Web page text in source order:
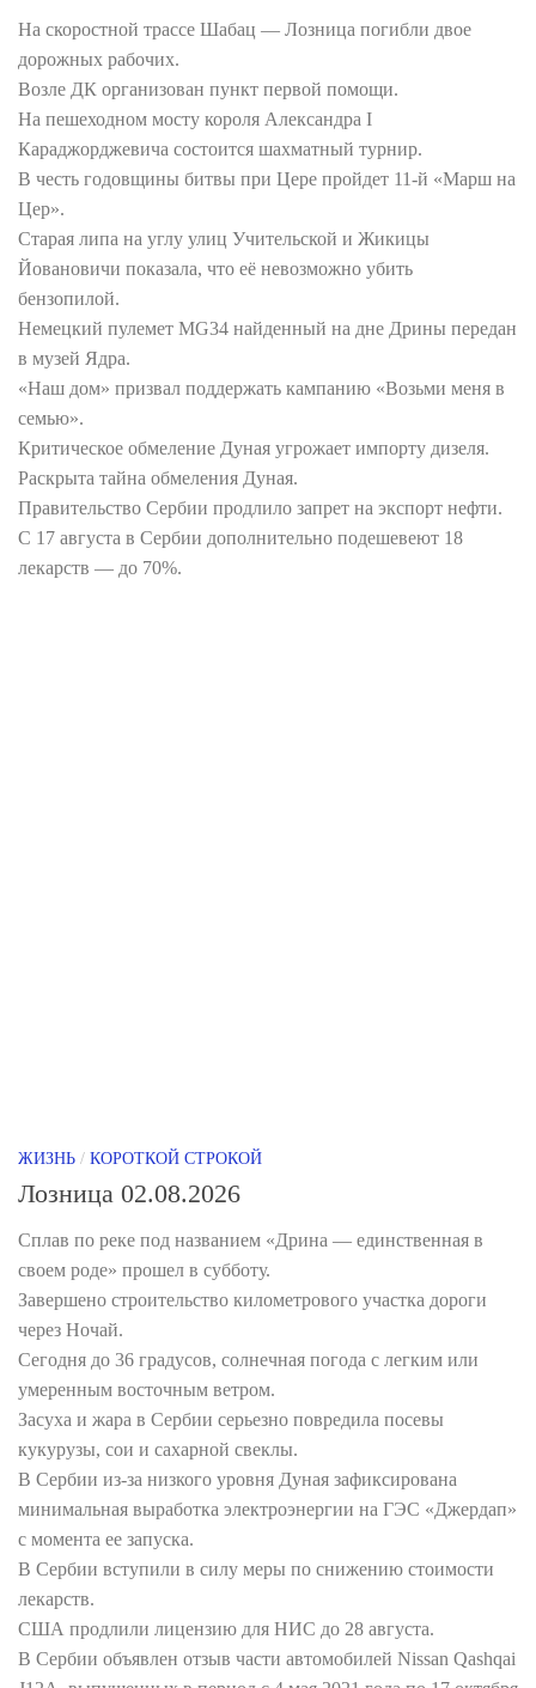
На скоростной трассе Шабац — Лозница погибли двое
дорожных рабочих.
Возле ДК организован пункт первой помощи.
На пешеходном мосту короля Александра I
Караджорджевича состоится шахматный турнир.
В честь годовщины битвы при Цере пройдет 11-й «Марш на
Цер».
Старая липа на углу улиц Учительской и Жикицы
Йовановичи показала, что её невозможно убить
бензопилой.
Немецкий пулемет MG34 найденный на дне Дрины передан
в музей Ядра.
«Наш дом» призвал поддержать кампанию «Возьми меня в
семью».
Критическое обмеление Дуная угрожает импорту дизеля.
Раскрыта тайна обмеления Дуная.
Правительство Сербии продлило запрет на экспорт нефти.
С 17 августа в Сербии дополнительно подешевеют 18
лекарств — до 70%.
ЖИЗНЬ / КОРОТКОЙ СТРОКОЙ
Лозница 02.08.2026
Сплав по реке под названием «Дрина — единственная в
своем роде» прошел в субботу.
Завершено строительство километрового участка дороги
через Ночай.
Сегодня до 36 градусов, солнечная погода с легким или
умеренным восточным ветром.
Засуха и жара в Сербии серьезно повредила посевы
кукурузы, сои и сахарной свеклы.
В Сербии из-за низкого уровня Дуная зафиксирована
минимальная выработка электроэнергии на ГЭС «Джердап»
с момента ее запуска.
В Сербии вступили в силу меры по снижению стоимости
лекарств.
США продлили лицензию для НИС до 28 августа.
В Сербии объявлен отзыв части автомобилей Nissan Qashqai